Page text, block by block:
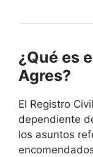
¿Qué es
Agres?
El Registro
dependiente
los asuntos